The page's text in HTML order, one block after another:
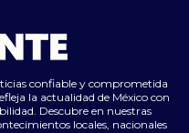
confiable y comprometida
la actualidad de México con
Descubre en nuestras
locales, nacionales